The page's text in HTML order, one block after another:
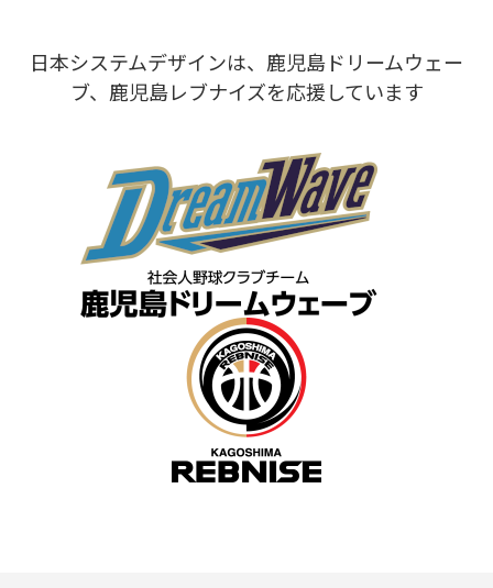
日本システムデザインは、鹿児島ドリームウェー
ブ、鹿児島レブナイズを応援しています